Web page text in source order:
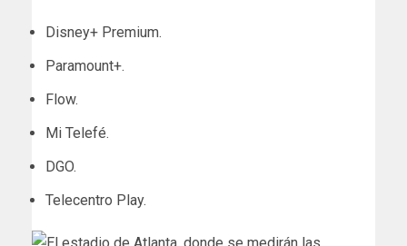
Disney+ Premium.
Paramount+.
Flow.
Mi Telefé.
DGO.
Telecentro Play.